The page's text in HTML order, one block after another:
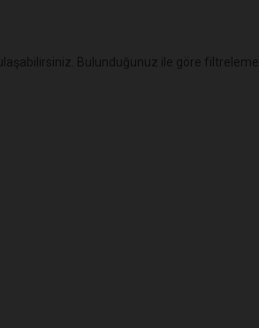
Bulunduğunuz ile göre filtreleme